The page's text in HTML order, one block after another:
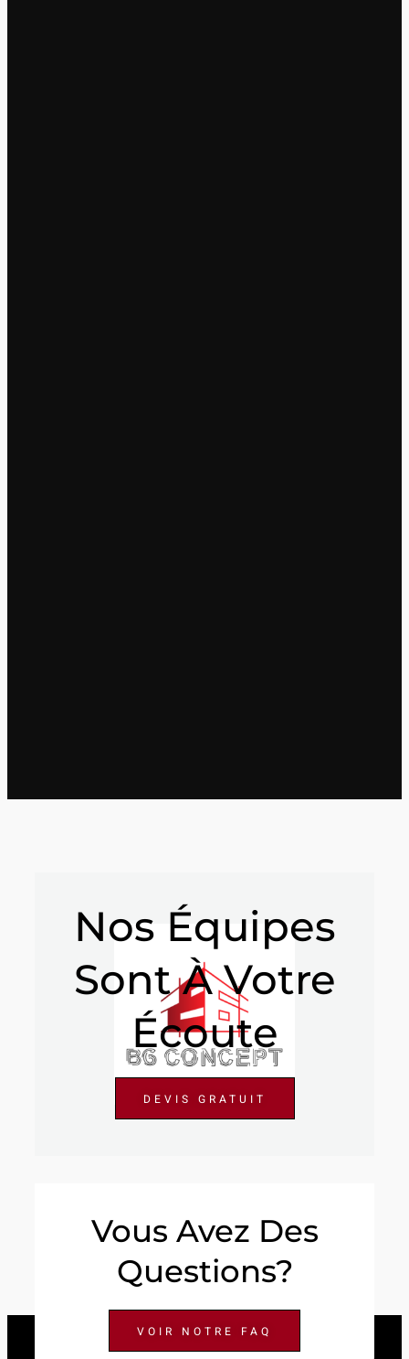
Nos Équipes
Sont À Votre
Écoute
DEVIS GRATUIT
Vous Avez Des
Questions?
VOIR NOTRE FAQ